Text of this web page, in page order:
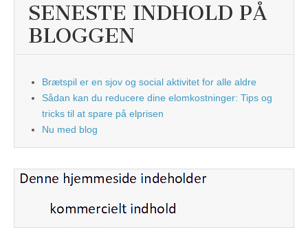
SENESTE INDHOLD PÅ
BLOGGEN
Brætspil er en sjov og social aktivitet for alle aldre
Sådan kan du reducere dine elomkostninger: Tips og
tricks til at spare på elprisen
Nu med blog